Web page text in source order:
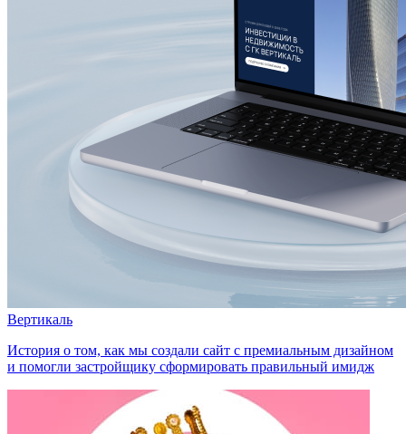
Вертикаль
История о том, как мы создали сайт с премиальным дизайном
и помогли застройщику сформировать правильный имидж